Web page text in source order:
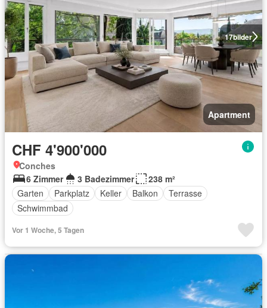
17bilder
Apartment
CHF 4'900'000
Conches
6 Zimmer
3 Badezimmer
238 m²
Garten
Parkplatz Keller Balkon
Terrasse
Schwimmbad
Vor 1 Woche, 5 Tagen